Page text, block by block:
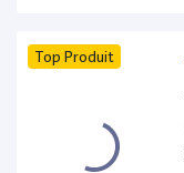
Top Produit